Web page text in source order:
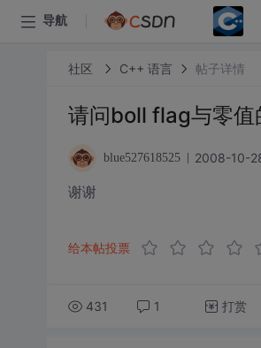
导航
社区 C++ 语言 帖子详情
请问boll flag与零值
blue527618525 2008-10-
谢谢
给本帖投票
431 1 打赏